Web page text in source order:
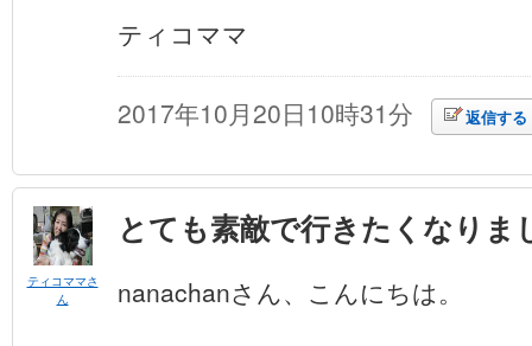
ティコママ
2017年10月20日10時31分 返信する
ティコママさ
ん
とても素敵で行きたくなりま
nanachanさん、こんにちは。